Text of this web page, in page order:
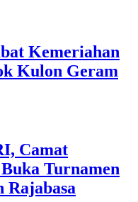
Kemeriahan
Kulon Geram
Camat
Turnamen
Rajabasa